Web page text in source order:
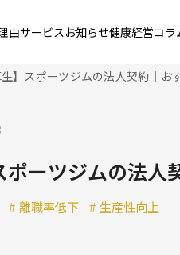
由サービスお知らせ健康経営コラ
生】スポーツジムの法人契約｜お
ポーツジムの法
# 離職率低下 # 生産性向上